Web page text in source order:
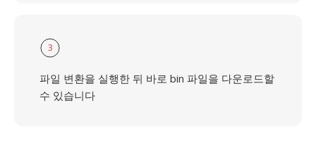
3
파일 변환을 실행한 뒤 바로 bin 파일을 다운로드할
수 있습니다